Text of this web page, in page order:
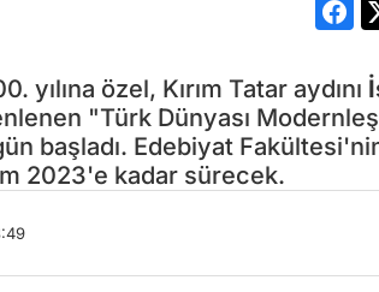
özel, Kırım Tatar aydını
"Türk Dünyası
başladı. Edebiyat
2023'e kadar sürecek.